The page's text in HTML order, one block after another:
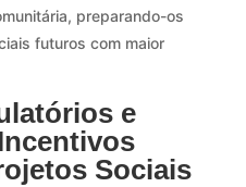
preparando-os
futuros com maior
e
Sociais